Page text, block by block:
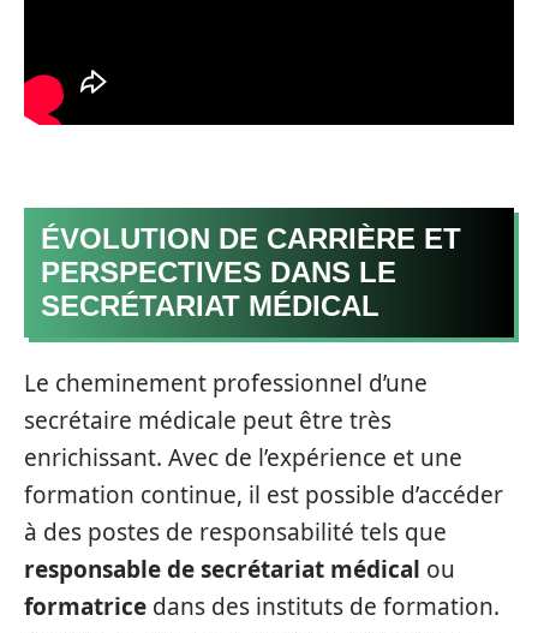
ÉVOLUTION DE CARRIÈRE ET
PERSPECTIVES DANS LE
SECRÉTARIAT MÉDICAL
Le cheminement professionnel d’une
secrétaire médicale peut être très
enrichissant. Avec de l’expérience et une
formation continue, il est possible d’accéder
à des postes de responsabilité tels que
responsable de secrétariat médical ou
formatrice dans des instituts de formation.